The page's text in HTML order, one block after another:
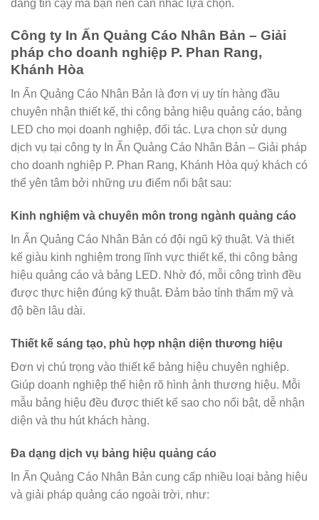
đáng tin cậy mà bạn nên cân nhắc lựa chọn.
Công ty In Ấn Quảng Cáo Nhân Bản – Giải
pháp cho doanh nghiệp P. Phan Rang,
Khánh Hòa
In Ấn Quảng Cáo Nhân Bản là đơn vị uy tín hàng đầu
chuyên nhận thiết kế, thi công bảng hiệu quảng cáo, bảng
LED cho mọi doanh nghiệp, đối tác. Lựa chọn sử dụng
dịch vụ tại công ty In Ấn Quảng Cáo Nhân Bản – Giải pháp
cho doanh nghiệp P. Phan Rang, Khánh Hòa quý khách có
thể yên tâm bởi những ưu điểm nổi bật sau:
Kinh nghiệm và chuyên môn trong ngành quảng cáo
In Ấn Quảng Cáo Nhân Bản có đội ngũ kỹ thuật. Và thiết
kế giàu kinh nghiệm trong lĩnh vực thiết kế, thi công bảng
hiệu quảng cáo và bảng LED. Nhờ đó, mỗi công trình đều
được thực hiện đúng kỹ thuật. Đảm bảo tính thẩm mỹ và
độ bền lâu dài.
Thiết kế sáng tạo, phù hợp nhận diện thương hiệu
Đơn vị chú trọng vào thiết kế bảng hiệu chuyên nghiệp.
Giúp doanh nghiệp thể hiện rõ hình ảnh thương hiệu. Mỗi
mẫu bảng hiệu đều được thiết kế sao cho nổi bật, dễ nhận
diện và thu hút khách hàng.
Đa dạng dịch vụ bảng hiệu quảng cáo
In Ấn Quảng Cáo Nhân Bản cung cấp nhiều loại bảng hiệu
và giải pháp quảng cáo ngoài trời, như: